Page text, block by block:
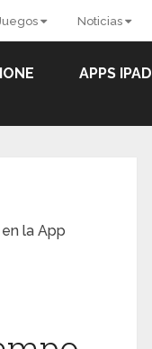
Noticias
APPS IPAD
la App